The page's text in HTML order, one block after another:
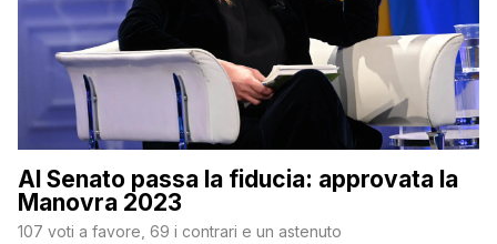
Al Senato passa la fiducia: approvata la
Manovra 2023
107 voti a favore, 69 i contrari e un astenuto